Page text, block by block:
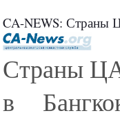
CA-NEWS: Страны ЦА собрались
Страны
в